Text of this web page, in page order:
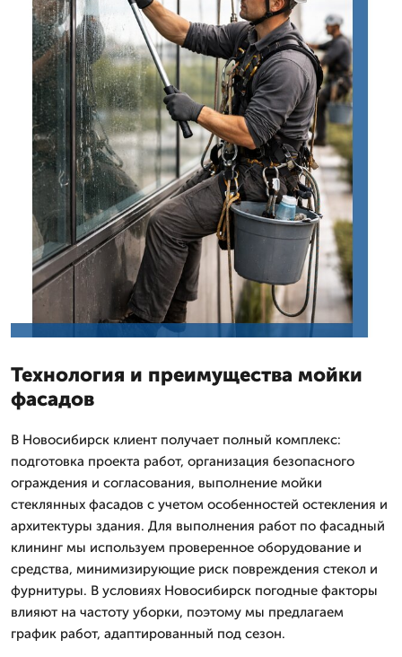
Технология и преимущества мойки
фасадов
В Новосибирск клиент получает полный комплекс:
подготовка проекта работ, организация безопасного
ограждения и согласования, выполнение мойки
стеклянных фасадов с учетом особенностей остекления и
архитектуры здания. Для выполнения работ по фасадный
клининг мы используем проверенное оборудование и
средства, минимизирующие риск повреждения стекол и
фурнитуры. В условиях Новосибирск погодные факторы
влияют на частоту уборки, поэтому мы предлагаем
график работ, адаптированный под сезон.